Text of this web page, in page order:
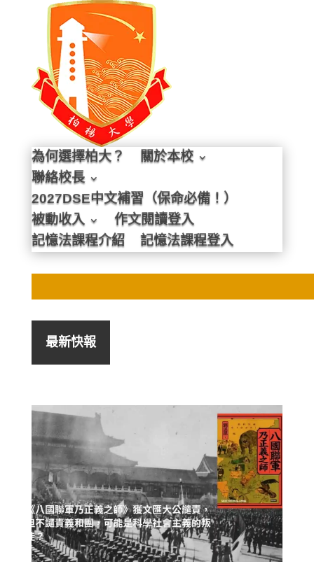
為何選擇柏大？
關於本校
聯絡校長
2027DSE中文補習（保命必備！）
被動收入
作文閱讀登入
記憶法課程介紹
記憶法課程登入
最新快報